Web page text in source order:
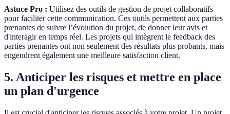
Astuce Pro : Utilisez des outils de gestion de projet collaboratifs
pour faciliter cette communication. Ces outils permettent aux parties
prenantes de suivre l’évolution du projet, de donner leur avis et
d'interagir en temps réel. Les projets qui intègrent le feedback des
parties prenantes ont non seulement des résultats plus probants, mais
engendrent également une meilleure satisfaction client.
5. Anticiper les risques et mettre en place
un plan d'urgence